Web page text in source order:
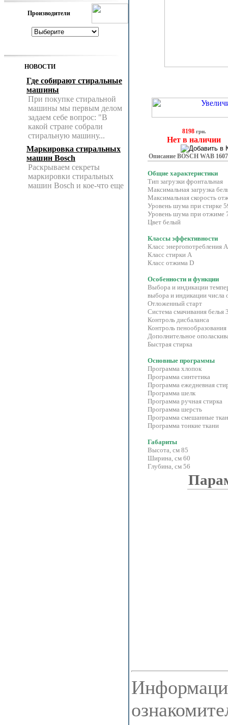
Производители
НОВОСТИ
Где собирают стиральные
машины
При покупке стиральной
машины мы первым делом
задаем себе вопрос: "В
какой стране собрали
стиральную машину...
Маркировка стиральных
машин Bosch
Раскрываем секреты
маркировки стиральных
машин Bosch и кое-что еще
8198грн.
Нет в наличии
Описание BOSCH WAB
Общие характеристики
Тип загрузки фронтальная
Максимальная загрузка
Максимальная скорость
Уровень шума при стирке
Уровень шума при отжиме
Цвет белый
Классы эффективности
Класс энергопотребления
Класс стирки А
Класс отжима D
Особенности и функции
Выбора и индикации
выбора и индикации числа
Отложенный старт
Система смачивания белья
Контроль дисбаланса
Контроль пенообразования
Дополнительное
Быстрая стирка
Основные программы
Программа хлопок
Программа синтетика
Программа ежедневная
Программа шелк
Программа ручная стирка
Программа шерсть
Программа смешанные
Программа тонкие ткани
Габариты
Высота, см 85
Ширина, см 60
Глубина, см 56